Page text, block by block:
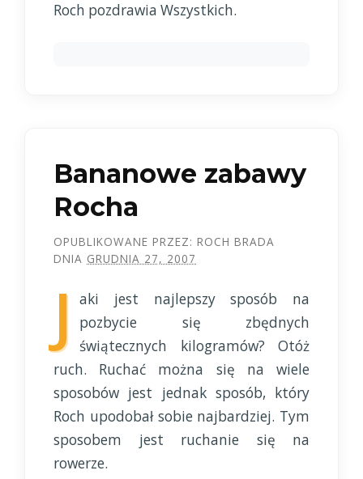
Roch pozdrawia Wszystkich.
Bananowe zabawy
Rocha
OPUBLIKOWANE PRZEZ: ROCH BRADA
DNIA GRUDNIA 27, 2007
J
aki jest najlepszy sposób na
pozbycie się zbędnych
świątecznych kilogramów? Otóż
ruch. Ruchać można się na wiele
sposobów jest jednak sposób, który
Roch upodobał sobie najbardziej. Tym
sposobem jest ruchanie się na
rowerze.